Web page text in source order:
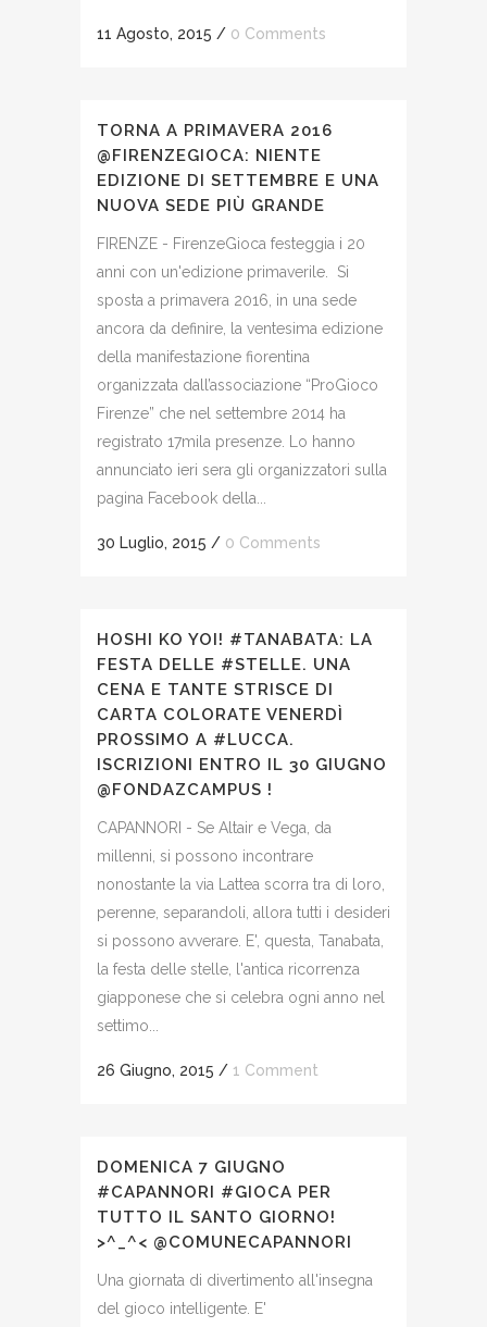
11 Agosto, 2015 / 0 Comments
TORNA A PRIMAVERA 2016
@FIRENZEGIOCA: NIENTE
EDIZIONE DI SETTEMBRE E UNA
NUOVA SEDE PIÙ GRANDE
FIRENZE - FirenzeGioca festeggia i 20
anni con un'edizione primaverile. Si
sposta a primavera 2016, in una sede
ancora da definire, la ventesima edizione
della manifestazione fiorentina
organizzata dall’associazione “ProGioco
Firenze” che nel settembre 2014 ha
registrato 17mila presenze. Lo hanno
annunciato ieri sera gli organizzatori sulla
pagina Facebook della...
30 Luglio, 2015 / 0 Comments
HOSHI KO YOI! #TANABATA: LA
FESTA DELLE #STELLE. UNA
CENA E TANTE STRISCE DI
CARTA COLORATE VENERDÌ
PROSSIMO A #LUCCA.
ISCRIZIONI ENTRO IL 30 GIUGNO
@FONDAZCAMPUS !
CAPANNORI - Se Altair e Vega, da
millenni, si possono incontrare
nonostante la via Lattea scorra tra di loro,
perenne, separandoli, allora tutti i desideri
si possono avverare. E', questa, Tanabata,
la festa delle stelle, l'antica ricorrenza
giapponese che si celebra ogni anno nel
settimo...
26 Giugno, 2015 / 1 Comment
DOMENICA 7 GIUGNO
#CAPANNORI #GIOCA PER
TUTTO IL SANTO GIORNO!
>^_^< @COMUNECAPANNORI
Una giornata di divertimento all'insegna
del gioco intelligente. E'